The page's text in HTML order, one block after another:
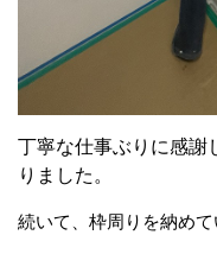
丁寧な仕事ぶりに感謝
りました。
続いて、 枠周りを納めて